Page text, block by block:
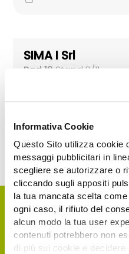
Informativa Cookie
Questo Sito utilizza cookie
messaggi pubblicitari in
scegliere se autorizzare o
cliccando sugli appositi
la tua mancata scelta
ogni caso, il rifiuto del
alcun modo la tua user
contenuti potrebbero non
di più sui cookie e
SIMA I Srl
Pad 19 Stand B/11